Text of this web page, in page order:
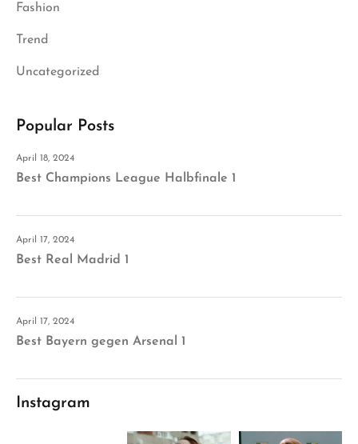
Fashion
Trend
Uncategorized
Popular Posts
April 18, 2024
Best Champions League Halbfinale 1
April 17, 2024
Best Real Madrid 1
April 17, 2024
Best Bayern gegen Arsenal 1
Instagram